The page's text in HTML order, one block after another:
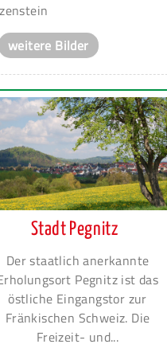
weitere Bilder
Stadt Pegnitz
Der staatlich anerkannte
Pegnitz ist das
östliche Eingangstor zur
Fränkischen Schweiz. Die
Freizeit- und...